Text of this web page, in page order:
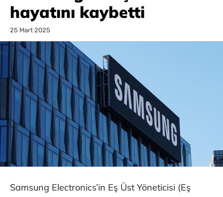
hayatını kaybetti
25 Mart 2025
Samsung Electronics’in Eş Üst Yöneticisi (Eş